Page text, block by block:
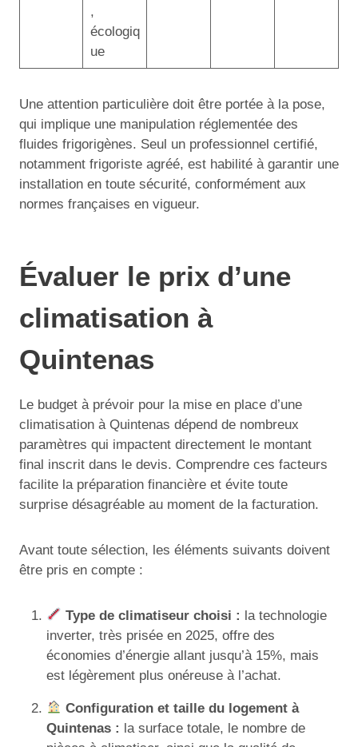
,
écologiq
ue
Une attention particulière doit être portée à la pose,
qui implique une manipulation réglementée des
fluides frigorigènes. Seul un professionnel certifié,
notamment frigoriste agréé, est habilité à garantir une
installation en toute sécurité, conformément aux
normes françaises en vigueur.
Évaluer le prix d’une
climatisation à
Quintenas
Le budget à prévoir pour la mise en place d’une
climatisation à Quintenas dépend de nombreux
paramètres qui impactent directement le montant
final inscrit dans le devis. Comprendre ces facteurs
facilite la préparation financière et évite toute
surprise désagréable au moment de la facturation.
Avant toute sélection, les éléments suivants doivent
être pris en compte :
Type de climatiseur choisi : la technologie
inverter, très prisée en 2025, offre des
économies d’énergie allant jusqu’à 15%, mais
est légèrement plus onéreuse à l’achat.
Configuration et taille du logement à
Quintenas : la surface totale, le nombre de